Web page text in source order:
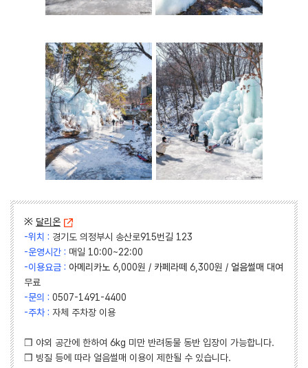
※ 달리온
-위치 : 경기도 의정부시 송산로915번길 123
-운영시간 : 매일 10:00~22:00
-이용요금 : 아메리카노 6,000원 / 카페라떼 6,300원 / 얼음썰매 대여
무료
-문의 : 0507-1491-4400
-주차 : 자체 주차장 이용
❒ 야외 공간에 한하여 6kg 미만 반려동물 동반 입장이 가능합니다.
❒ 빙질 등에 따라 얼음썰매 이용이 제한될 수 있습니다.